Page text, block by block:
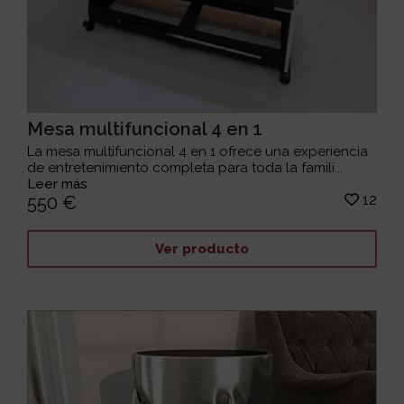
Mesa multifuncional 4 en 1
La mesa multifuncional 4 en 1 ofrece una experiencia
de entretenimiento completa para toda la famili...
Leer más
550 € 12
Ver producto